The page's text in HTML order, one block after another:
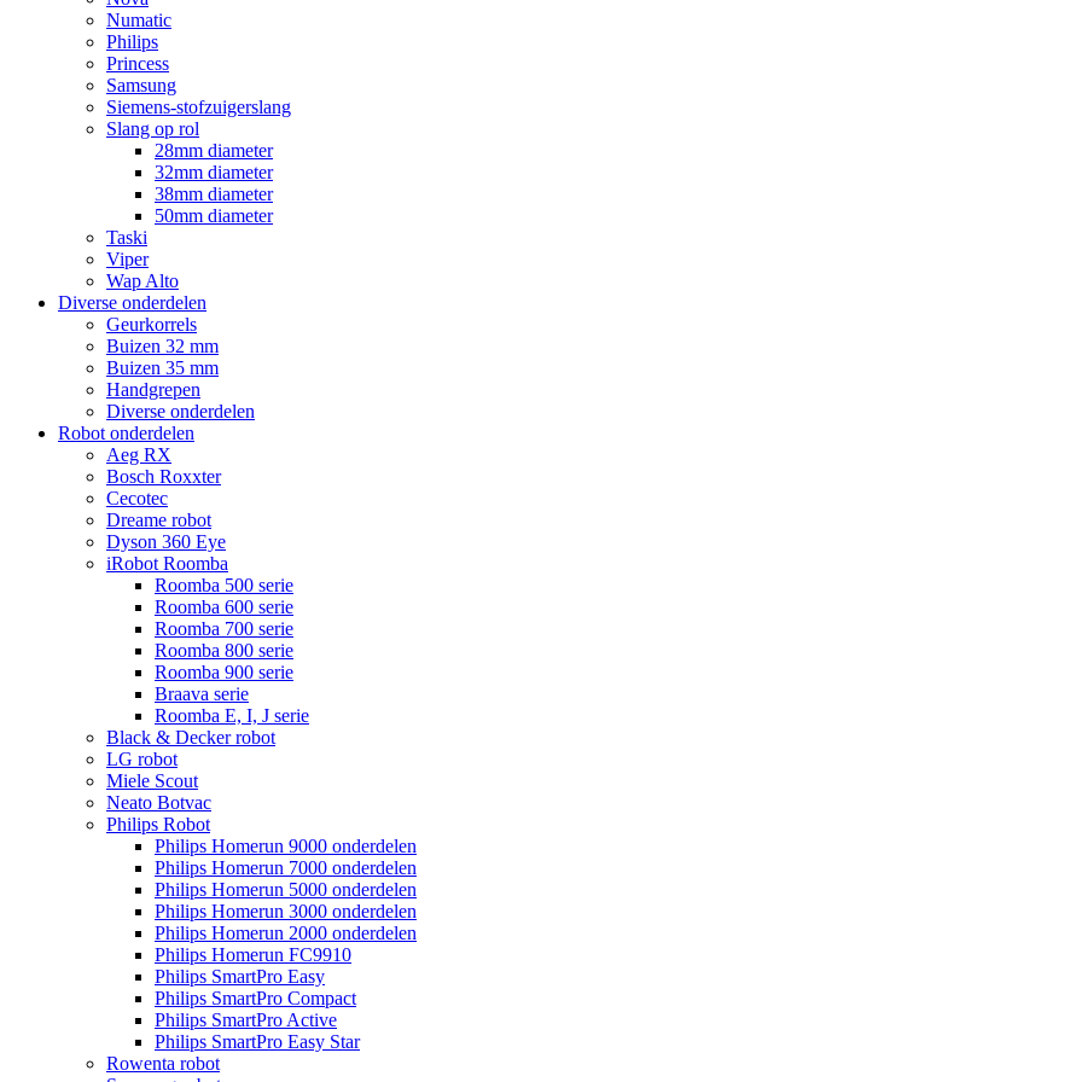
Numatic
Philips
Princess
Samsung
Siemens-stofzuigerslang
Slang op rol
28mm diameter
32mm diameter
38mm diameter
50mm diameter
Taski
Viper
Wap Alto
Diverse onderdelen
Geurkorrels
Buizen 32 mm
Buizen 35 mm
Handgrepen
Diverse onderdelen
Robot onderdelen
Aeg RX
Bosch Roxxter
Cecotec
Dreame robot
Dyson 360 Eye
iRobot Roomba
Roomba 500 serie
Roomba 600 serie
Roomba 700 serie
Roomba 800 serie
Roomba 900 serie
Braava serie
Roomba E, I, J serie
Black & Decker robot
LG robot
Miele Scout
Neato Botvac
Philips Robot
Philips Homerun 9000 onderdelen
Philips Homerun 7000 onderdelen
Philips Homerun 5000 onderdelen
Philips Homerun 3000 onderdelen
Philips Homerun 2000 onderdelen
Philips Homerun FC9910
Philips SmartPro Easy
Philips SmartPro Compact
Philips SmartPro Active
Philips SmartPro Easy Star
Rowenta robot